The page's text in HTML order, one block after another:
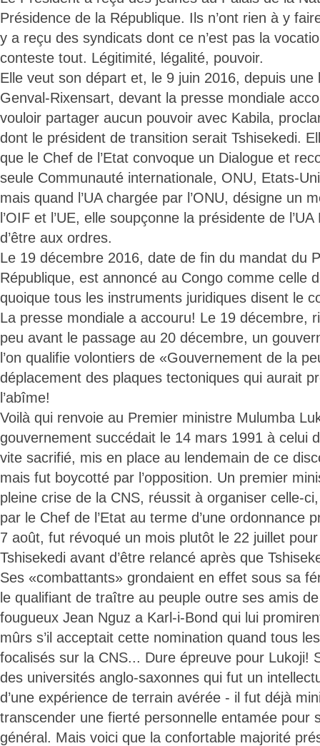
Présidence de la République. Ils n’ont rien à y
y a reçu des syndicats dont ce n’est pas la
conteste tout. Légitimité, légalité, pouvoir.
Elle veut son départ et, le 9 juin 2016, depuis une
Genval-Rixensart, devant la presse mondiale
vouloir partager aucun pouvoir avec Kabila,
dont le président de transition serait Tshisekedi.
que le Chef de l’Etat convoque un Dialogue et
seule Communauté internationale, ONU, Etats-
mais quand l’UA chargée par l’ONU, désigne un
l’OIF et l’UE, elle soupçonne la présidente de
d’être aux ordres.
Le 19 décembre 2016, date de fin du mandat du
République, est annoncé au Congo comme celle
quoique tous les instruments juridiques disent le
La presse mondiale a accouru! Le 19 décembre,
peu avant le passage au 20 décembre, un
l’on qualifie volontiers de «Gouvernement de la
déplacement des plaques tectoniques qui aurait
l’abîme!
Voilà qui renvoie au Premier ministre Mulumba
gouvernement succédait le 14 mars 1991 à celui
vite sacrifié, mis en place au lendemain de ce
mais fut boycotté par l’opposition. Un premier
pleine crise de la CNS, réussit à organiser celle-
par le Chef de l’Etat au terme d’une ordonnance
7 août, fut révoqué un mois plutôt le 22 juillet
Tshisekedi avant d’être relancé après que
Ses «combattants» grondaient en effet sous sa
le qualifiant de traître au peuple outre ses amis
fougueux Jean Nguz a Karl-i-Bond qui lui
mûrs s’il acceptait cette nomination quand tous
focalisés sur la CNS... Dure épreuve pour Lukoji!
des universités anglo-saxonnes qui fut un
d’une expérience de terrain avérée - il fut déjà
transcender une fierté personnelle entamée pour
général. Mais voici que la confortable majorité